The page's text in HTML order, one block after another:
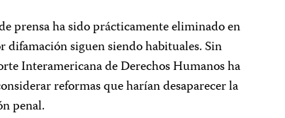
prensa ha sido prácticamente eliminado en
difamación siguen siendo habituales. Sin
Interamericana de Derechos Humanos ha
reformas que harían desaparecer la
penal.